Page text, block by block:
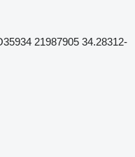
21987905 34.28312-